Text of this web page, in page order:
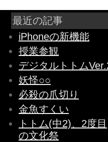
最近の記事
iPhoneの新機能
授業参観
デジタルトトム
妖怪○○
必殺の爪切り
金魚すくい
トトム(中2)、2度目
の文化祭